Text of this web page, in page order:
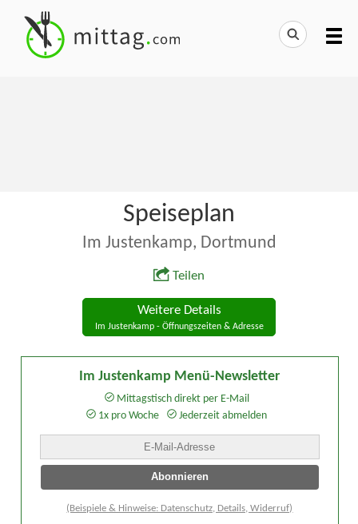
Speiseplan
Im Justenkamp, Dortmund
Teilen
Weitere Details
Im Justenkamp - Öffnungszeiten & Adresse
Im Justenkamp Menü-Newsletter
Mittagstisch direkt per E-Mail
1x pro Woche
Jederzeit abmelden
(Beispiele & Hinweise: Datenschutz, Details, Widerruf)